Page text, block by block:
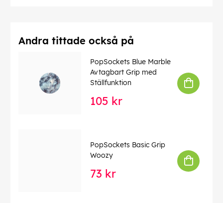
Andra tittade också på
PopSockets Blue Marble
Avtagbart Grip med
Ställfunktion
105 kr
PopSockets Basic Grip
Woozy
73 kr